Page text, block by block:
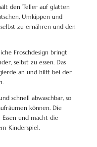
den Teller auf glatten
Umkippen und
zu ernähren und den
Froschdesign bringt
selbst zu essen. Das
an und hilft bei der
schnell abwaschbar, so
können. Die
und macht die
Kinderspiel.